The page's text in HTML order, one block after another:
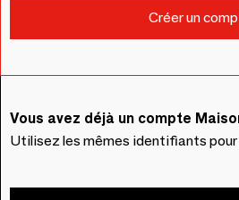
Vous avez déjà un compte
Utilisez les mêmes identifiants